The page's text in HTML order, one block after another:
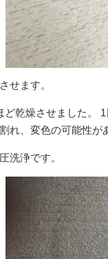
せます。
乾燥させました。
れ、変色の可能性が
洗浄です。